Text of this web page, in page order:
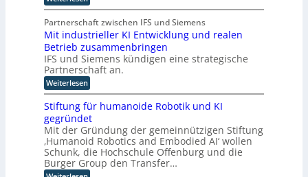
k
ü
n
s
t
l
i
c
h
e
r
I
n
t
i
e
r
D
A
C
H
-
I
n
d
u
e
n
t
s
t
a
t
t
k
l
a
s
s
i
s
c
h
e
P
a
t
t
f
o
r
m
I
n
d
u
s
t
r
i
e
Partnerschaft zwischen IFS und Siemens
Mit industrieller KI Entwicklung und realen
Betrieb zusammenbringen
IFS und Siemens kündigen eine strategische
Partnerschaft an.
Weiterlesen:
M
i
t
i
n
d
u
s
t
Stiftung für humanoide Robotik und KI
gegründet
Mit der Gründung der gemeinnützigen Stiftung
‚Humanoid Robotics and Embodied AI‘ wollen
Schunk, die Hochschule Offenburg und die
Burger Group den Transfer…